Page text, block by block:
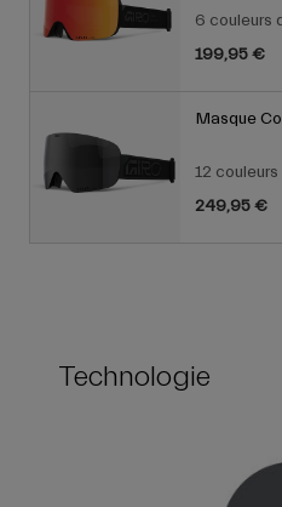
6 couleurs
199,95 €
Masque
12
249,95 €
Technologie